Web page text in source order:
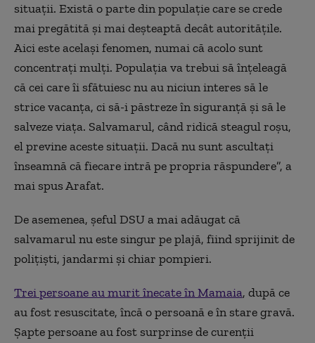
situații. Există o parte din populație care se crede
mai pregătită și mai deșteaptă decât autoritățile.
Aici este același fenomen, numai că acolo sunt
concentrați mulți. Populația va trebui să înțeleagă
că cei care îi sfătuiesc nu au niciun interes să le
strice vacanța, ci să-i păstreze în siguranță și să le
salveze viața. Salvamarul, când ridică steagul roșu,
el previne aceste situații. Dacă nu sunt ascultați
înseamnă că fiecare intră pe propria răspundere”, a
mai spus Arafat.
De asemenea, șeful DSU a mai adăugat că
salvamarul nu este singur pe plajă, fiind sprijinit de
polițiști, jandarmi și chiar pompieri.
Trei persoane au murit înecate în Mamaia, după ce
au fost resuscitate, încă o persoană e în stare gravă.
Șapte persoane au fost surprinse de curenții